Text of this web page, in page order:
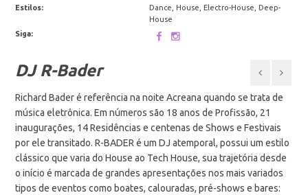
Estilos:
Dance, House, Electro-House, Deep-
House
Siga:
DJ R-Bader
Richard Bader é referência na noite Acreana quando se trata de
música eletrônica. Em números são 18 anos de Profissão, 21
inaugurações, 14 Residências e centenas de Shows e Festivais
por ele transitado. R-BADER é um DJ atemporal, possui um estilo
clássico que varia do House ao Tech House, sua trajetória desde
o início é marcada de grandes apresentações nos mais variados
tipos de eventos como boates, calouradas, pré-shows e bares: